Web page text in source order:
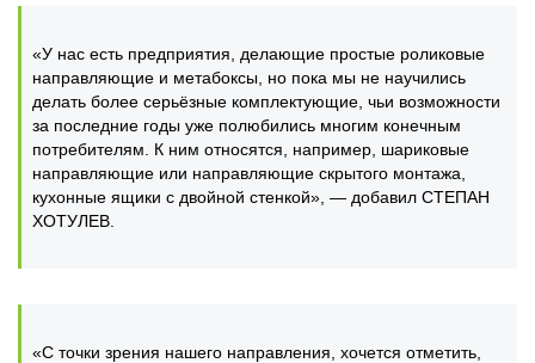
«У нас есть предприятия, делающие простые роликовые
направляющие и метабоксы, но пока мы не научились
делать более серьёзные комплектующие, чьи возможности
за последние годы уже полюбились многим конечным
потребителям. К ним относятся, например, шариковые
направляющие или направляющие скрытого монтажа,
кухонные ящики с двойной стенкой», — добавил СТЕПАН
ХОТУЛЕВ.
«С точки зрения нашего направления, хочется отметить,